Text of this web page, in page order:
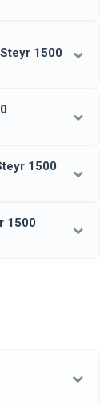
1500
1500
1500